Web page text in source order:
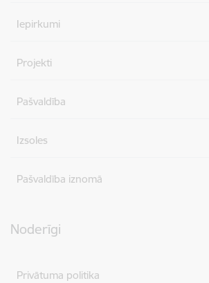
Iepirkumi
Projekti
Pašvaldība
Izsoles
Pašvaldība iznomā
Noderīgi
Privātuma politika